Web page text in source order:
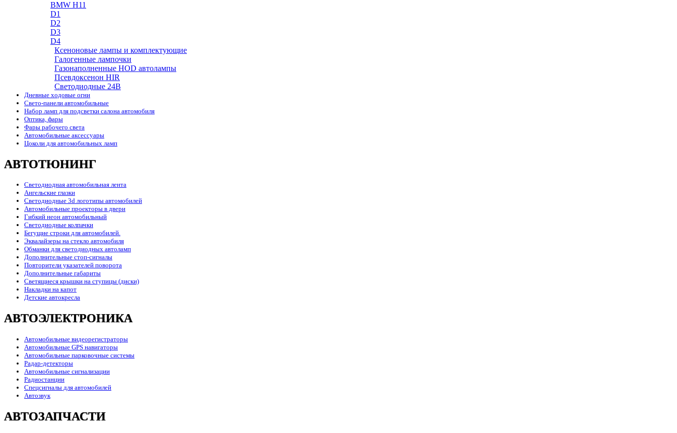
BMW H11
D1
D2
D3
D4
Ксеноновые лампы и комплектующие
Галогенные лампочки
Газонаполненные HOD автолампы
Псевдоксенон HIR
Cветодиодные 24B
Дневные ходовые огни
Свето-панели автомобильные
Набор ламп для подсветки салона автомобиля
Оптика, фары
Фары рабочего света
Автомобильные аксессуары
Цоколи для автомобильных ламп
АВТОТЮНИНГ
Светодиодная автомобильная лента
Ангельские глазки
Светодиодные 3d логотипы автомобилей
Автомобильные проекторы в двери
Гибкий неон автомобильный
Светодиодные колпачки
Бегущие строки для автомобилей.
Эквалайзеры на стекло автомобиля
Обманки для светодиодных автоламп
Дополнительные стоп-сигналы
Повторители указателей поворота
Дополнительные габариты
Светящиеся крышки на ступицы (диски)
Накладки на капот
Детские автокресла
АВТОЭЛЕКТРОНИКА
Автомобильные видеорегистраторы
Автомобильные GPS навигаторы
Автомобильные парковочные системы
Радар-детекторы
Автомобильные сигнализации
Радиостанции
Спецсигналы для автомобилей
Автозвук
АВТОЗАПЧАСТИ